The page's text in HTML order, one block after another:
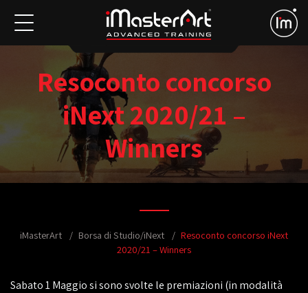
Resoconto concorso
iNext 2020/21 –
Winners
iMasterArt Borsa di Studio/iNext
Resoconto concorso iNext
2020/21 – Winners
Sabato 1 Maggio si sono svolte le premiazioni (in modalità